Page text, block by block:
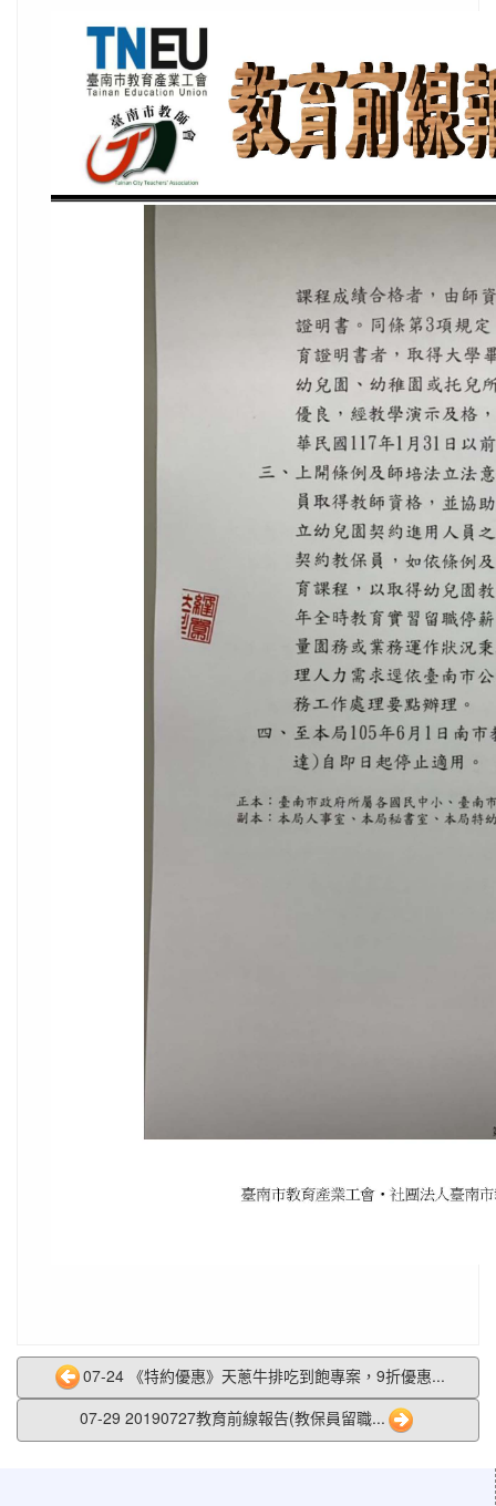
07-24 《特約優惠》天蔥牛排吃到飽專案，9折優惠...
07-29 20190727教育前線報告(教保員留職...